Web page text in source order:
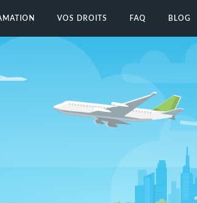
VOS DROITS FAQ BLOG